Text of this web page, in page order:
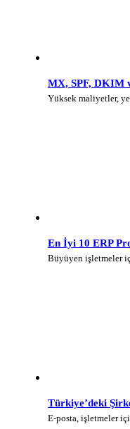
MX, SPF, DKIM
Yüksek maliyetler,
En İyi 10 ERP
Büyüyen işletmeler
Türkiye’deki
E-posta, işletmeler